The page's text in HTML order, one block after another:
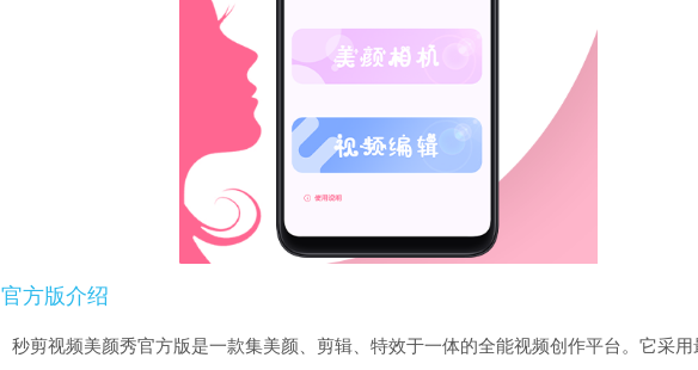
官方版介绍
秒剪视频美颜秀官方版是一款集美颜、剪辑、特效于一体的全能视频创作平台。它采用